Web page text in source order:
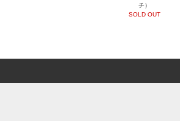
チ）
SOLD OUT